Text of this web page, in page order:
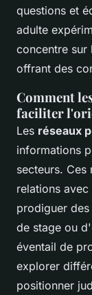
questions et
adulte
concentre sur
offrant des
Comment
faciliter
Les réseaux
informations
secteurs. Ces
relations
prodiguer
de stage ou
éventail de
explorer
positionner